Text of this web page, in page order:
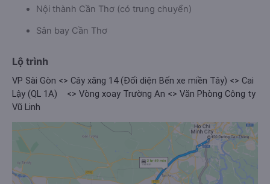
Nội thành Cần Thơ (có trung chuyển)
Sân bay Cần Thơ
Lộ trình
VP Sài Gòn <> Cây xăng 14 (Đối diện Bến xe miền Tây) <> Cai
Lậy (QL 1A)
<> Vòng xoay Trường An <> Văn Phòng Công ty
Vũ Linh